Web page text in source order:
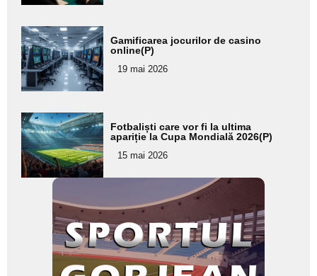
Adaugă
aici textul
pentru
subtitlu
Gamificarea jocurilor de casino
online(P)
19 mai 2026
Adaugă
aici textul
pentru
subtitlu
Fotbaliști care vor fi la ultima
apariție la Cupa Mondială 2026(P)
15 mai 2026